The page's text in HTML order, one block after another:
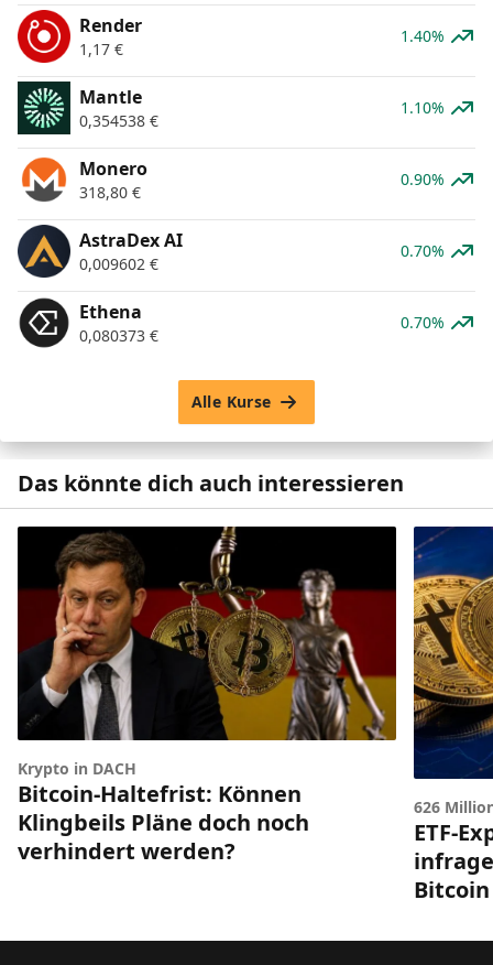
Render
1,17 €
1.40%
Mantle
0,354538 €
1.10%
Monero
318,80 €
0.90%
AstraDex AI
0,009602 €
0.70%
Ethena
0,080373 €
0.70%
Alle Kurse
Das könnte dich auch interessieren
Krypto in DACH
Bitcoin-Haltefrist: Können
Klingbeils Pläne doch noch
verhindert werden?
626
ETF-
Bitcoin